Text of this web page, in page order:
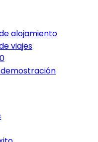
alojamiento
viajes